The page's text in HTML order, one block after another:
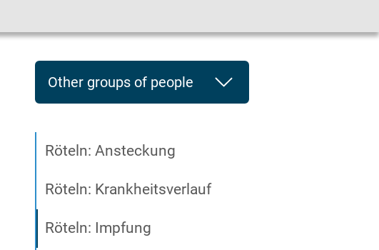
Other groups of people
Röteln: Ansteckung
Röteln: Krankheitsverlauf
Röteln: Impfung